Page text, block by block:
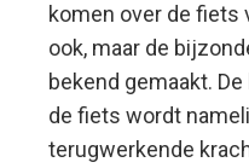
komen over de fiets
ook, maar de
bekend gemaakt.
de fiets wordt
terugwerkende